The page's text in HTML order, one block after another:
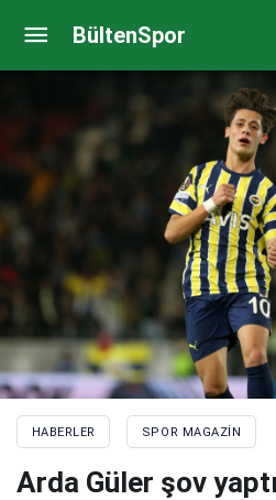
BültenSpor
HABERLER SPOR MAGAZIN
Arda Güler şov
Trabzonspor – Ferençvaroş